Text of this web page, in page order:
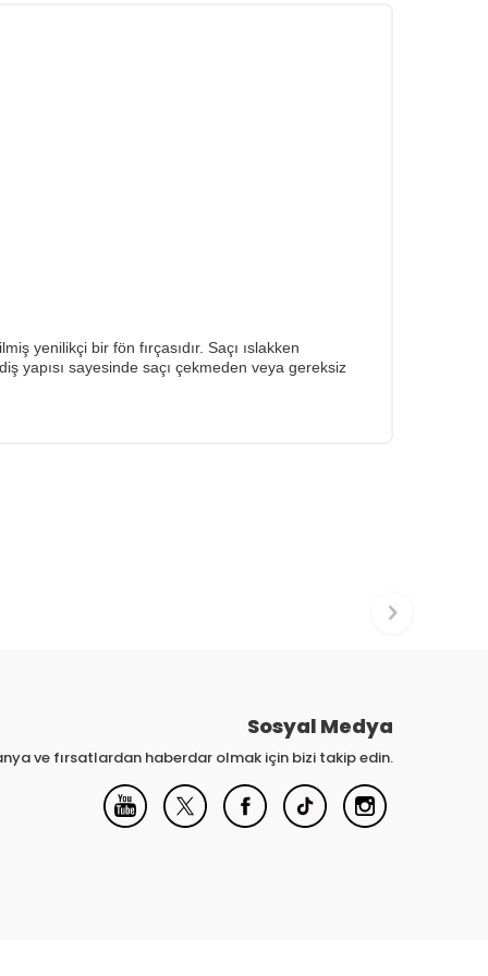
yenilikçi bir fön fırçasıdır. Saçı ıslakken
yapısı sayesinde saçı çekmeden veya gereksiz
Sosyal Medya
ve fırsatlardan haberdar olmak için bizi takip edin.